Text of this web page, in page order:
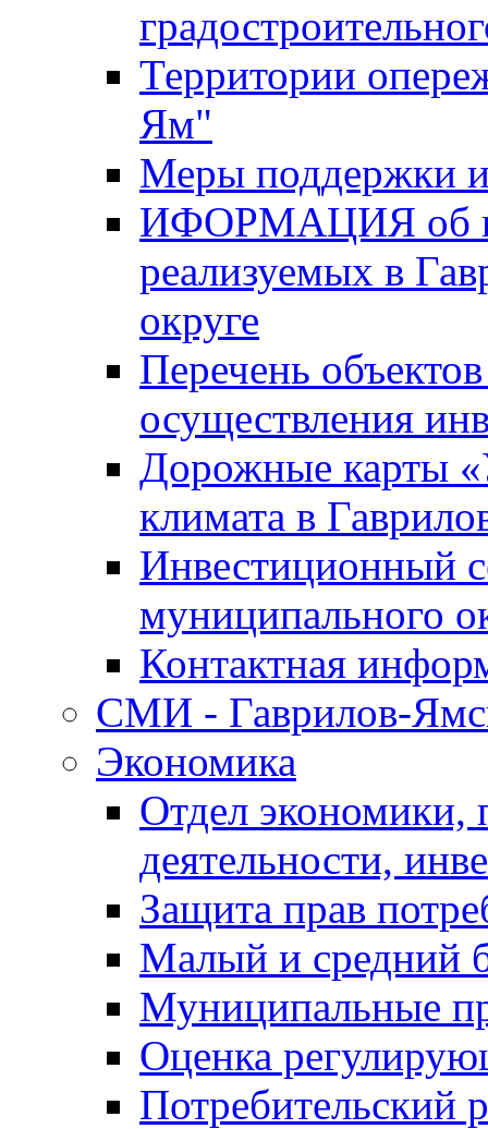
Территории
Ям"
Меры поддержки
ИФОРМАЦИЯ об
реализуемых в
округе
Перечень
осуществления
Дорожные карты
климата в
Инвестиционный
муниципального
Контактная
СМИ - Гаврилов-
Экономика
Отдел экономики,
деятельности,
Защита прав
Малый и средний
Муниципальные
Оценка
Потребительский